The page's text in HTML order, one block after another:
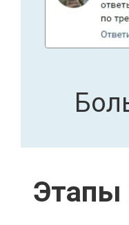
Этапы